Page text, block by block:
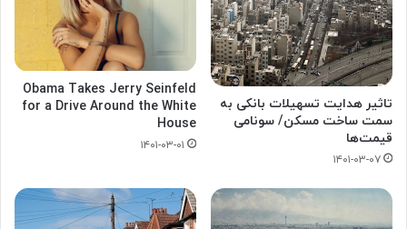
تاثیر هدایت تسهیلات بانکی به
سمت ساخت مسکن/ سونامی
قیمت‌ها
۱۴۰۱-۰۳-۰۷
Obama Takes Jerry Seinfeld
for a Drive Around the White
House
۱۴۰۱-۰۳-۰۱